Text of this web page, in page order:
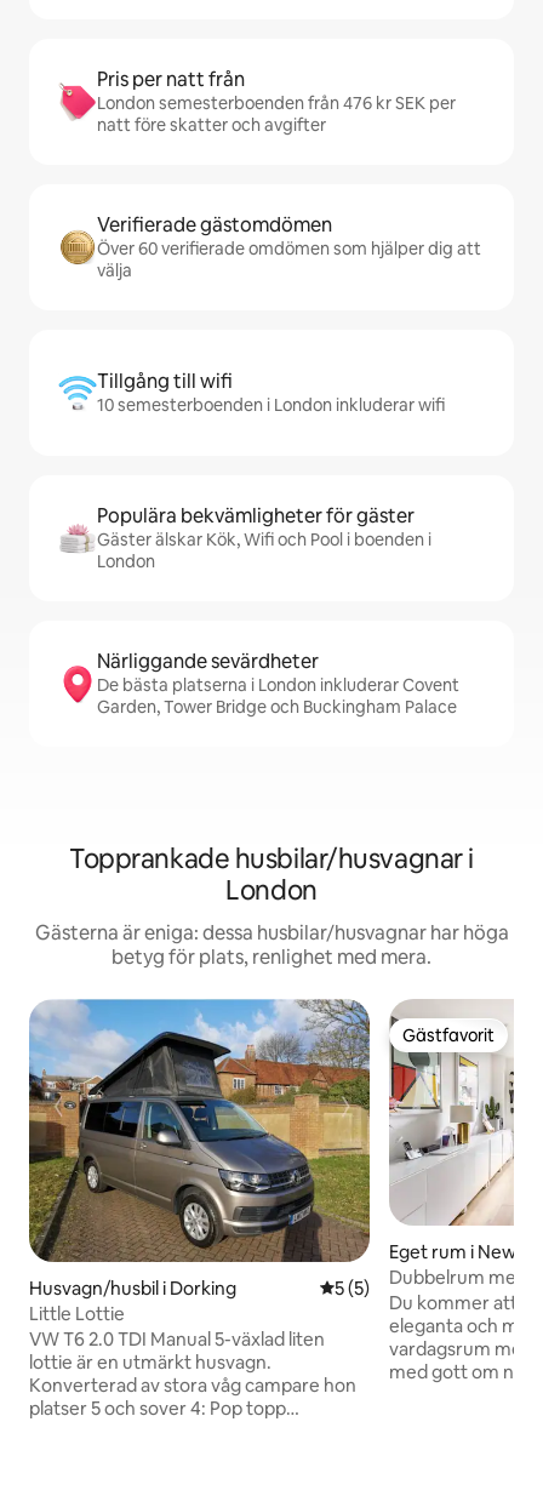
Pris per natt från
London semesterboenden från 476 kr SEK per
natt före skatter och avgifter
Verifierade gästomdömen
Över 60 verifierade omdömen som hjälper dig att
välja
Tillgång till wifi
10 semesterboenden i London inkluderar wifi
Populära bekvämligheter för gäster
Gäster älskar Kök, Wifi och Pool i boenden i
London
Närliggande sevärdheter
De bästa platserna i London inkluderar Covent
Garden, Tower Bridge och Buckingham Palace
Topprankade husbilar/husvagnar i
London
Gästerna är eniga: dessa husbilar/husvagnar har höga
betyg för plats, renlighet med mera.
Husvagn/husbil i Dorking 5 av 5 i genomsnittligt
5 (5)
Little Lottie
VW T6 2.0 TDI Manual 5-växlad liten
lottie är en utmärkt husvagn.
Konverterad av stora våg campare hon
platser 5 och sover 4: Pop topp
Gästfavorit
Gästfavorit
Eget rum i
Dubbelrum med
Olympic Park,
Du kommer att
eleganta och
vardagsrum med
med gott om